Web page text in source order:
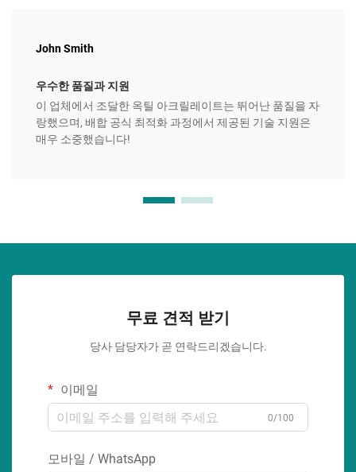
John Smith
우수한 품질과 지원
이 업체에서 조달한 옥틸 아크릴레이트는 뛰어난 품질을 자
랑했으며, 배합 공식 최적화 과정에서 제공된 기술 지원은
매우 소중했습니다!
무료 견적 받기
당사 담당자가 곧 연락드리겠습니다.
이메일
0/100
모바일 / WhatsApp